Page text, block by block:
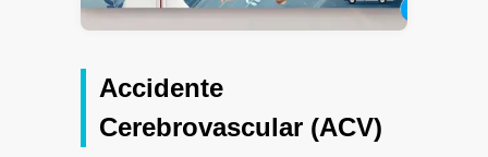
Accidente
Cerebrovascular (ACV)